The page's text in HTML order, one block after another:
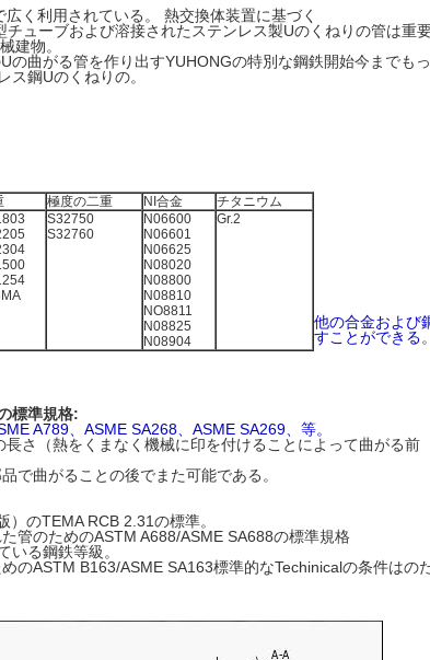
く利用されている。 熱交換体装置に基づく
ューブおよび溶接されたステンレス製Uのくねりの管は重
建物。
の曲がる管を作り出すYUHONGの特別な鋼鉄開始今までも
ス鋼Uのくねりの。
極度の二重 NI合金
チタニウム
S32750
S32760
N06600
N06601
N06625
N08020
N08800
N08810
NO8811
N08825
N08904
Gr.2
他の合金および
すことができる。
標準規格:
A789、ASME SA268、ASME SA269、等。
さ（熱をくまなく機械に印を付けることによって曲がる前
で曲がることの後でまた可能である。
のTEMA RCB 2.31の標準。
管のためのASTM A688/ASME SA688の標準規格
いる鋼鉄等級。
のASTM B163/ASME SA163標準的なTechinicalの条件はの